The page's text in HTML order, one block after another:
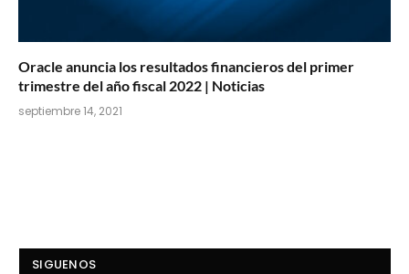
Oracle anuncia los resultados financieros del primer
trimestre del año fiscal 2022 | Noticias
septiembre 14, 2021
SIGUENOS